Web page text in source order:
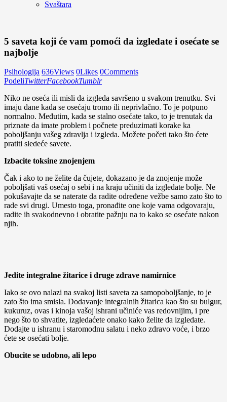
Svaštara
5 saveta koji će vam pomoći da izgledate i osećate se
najbolje
Psihologija 636Views 0Likes 0Comments
PodeliTwitterFacebookTumblr
Niko ne oseća ili misli da izgleda savršeno u svakom trenutku. Svi
imaju dane kada se osećaju tromo ili neprivlačno. To je potpuno
normalno. Međutim, kada se stalno osećate tako, to je trenutak da
priznate da imate problem i počnete preduzimati korake ka
poboljšanju vašeg zdravlja i izgleda. Možete početi tako što ćete
pratiti sledeće savete.
Izbacite toksine znojenjem
Čak i ako to ne želite da čujete, dokazano je da znojenje može
poboljšati vaš osećaj o sebi i na kraju učiniti da izgledate bolje. Ne
pokušavajte da se naterate da radite određene vežbe samo zato što to
rade svi drugi. Umesto toga, pronađite one koje vama odgovaraju,
radite ih svakodnevno i obratite pažnju na to kako se osećate nakon
njih.
Jedite integralne žitarice i druge zdrave namirnice
Iako se ovo nalazi na svakoj listi saveta za samopoboljšanje, to je
zato što ima smisla. Dodavanje integralnih žitarica kao što su bulgur,
kukuruz, ovas i kinoja vašoj ishrani učiniće vas redovnijim, i pre
nego što to shvatite, izgledaćete onako kako želite da izgledate.
Dodajte u ishranu i staromodnu salatu i neko zdravo voće, i brzo
ćete se osećati bolje.
Obucite se udobno, ali lepo